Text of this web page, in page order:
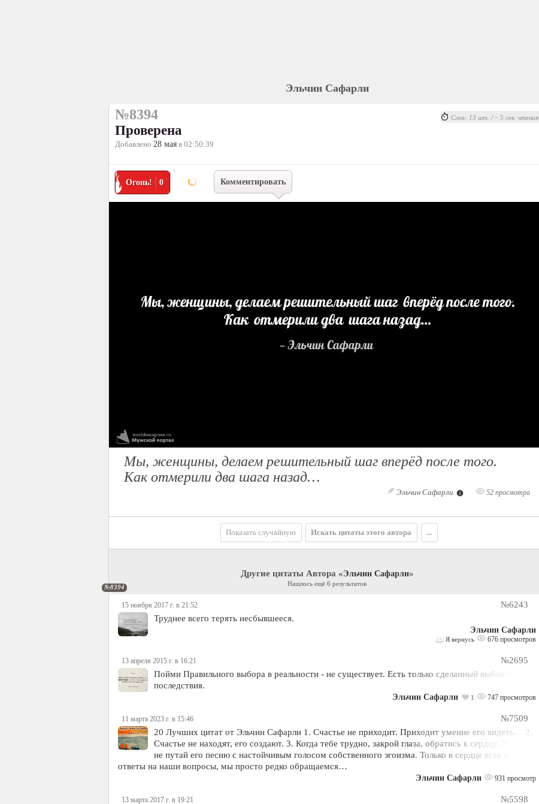
№8394
Эльчин Сафарли
№8394
Проверена
Добавлено 28 мая в 02:50:39
Огонь! 0 Комментировать
Мы, женщины, делаем решительный шаг вперёд после того.
Как отмерили два шага назад…
Эльчин Сафарли 52 просмотра
Слов: 13 шт. / ~ 5 сек. чтения
Показать случайную Искать цитаты этого автора ...
Другие цитаты Автора «Эльчин Сафарли»
Нашлось ещё 6 результатов
15 ноября 2017 г. в 21:52
№6243
Труднее всего терять несбывшееся.
Эльчин Сафарли
Я вернусь 676 просмотров
13 апреля 2015 г. в 16:21
№2695
Пойми Правильного выбора в реальности - не существует. Есть только сделанный выбор и его
последствия.
Эльчин Сафарли 1 747 просмотров
11 марта 2023 г. в 15:46
№7509
20 Лучших цитат от Эльчин Сафарли 1. Счастье не приходит. Приходит умение его видеть… 2.
Счастье не находят, его создают. 3. Когда тебе трудно, закрой глаза, обратись к сердцу. Только
не путай его песню с настойчивым голосом собственного эгоизма. Только в сердце есть все
ответы на наши вопросы, мы просто редко обращаемся…
Эльчин Сафарли 931 просмотр
13 марта 2017 г. в 19:21
№5598